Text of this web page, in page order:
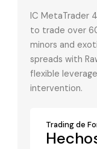
IC MetaTrader
to trade over
minors and
spreads with
flexible
intervention.
Trading de